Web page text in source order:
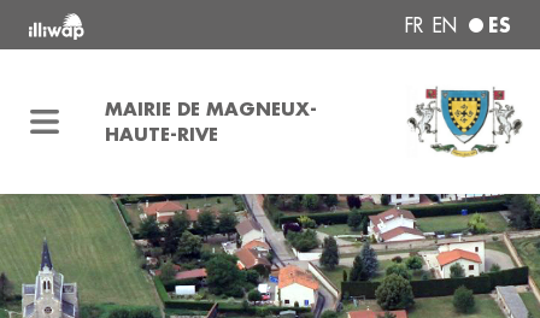
FR EN ES
MAIRIE DE MAGNEUX-
HAUTE-RIVE